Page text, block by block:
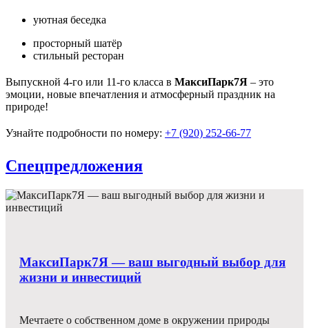
уютная беседка
просторный шатёр
стильный ресторан
Выпускной 4-го или 11-го класса в МаксиПарк7Я – это
эмоции, новые впечатления и атмосферный праздник на
природе!
Узнайте подробности по номеру: +7 (920) 252-66-77
Спецпредложения
МаксиПарк7Я — ваш выгодный выбор для
жизни и инвестиций
Мечтаете о собственном доме в окружении природы